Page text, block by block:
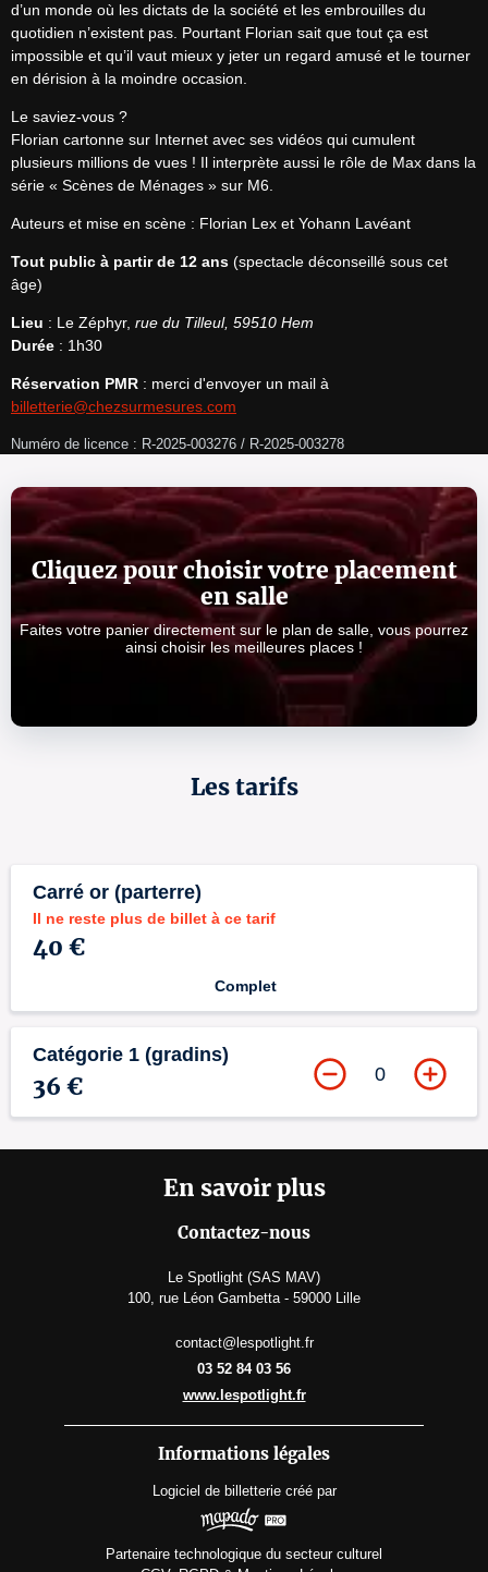
d’un monde où les dictats de la société et les embrouilles du
quotidien n’existent pas. Pourtant Florian sait que tout ça est
impossible et qu’il vaut mieux y jeter un regard amusé et le tourner
en dérision à la moindre occasion.
Le saviez-vous ?
Florian cartonne sur Internet avec ses vidéos qui cumulent
plusieurs millions de vues ! Il interprète aussi le rôle de Max dans la
série « Scènes de Ménages » sur M6.
Auteurs et mise en scène : Florian Lex et Yohann Lavéant
Tout public à partir de 12 ans (spectacle déconseillé sous cet
âge)
Lieu : Le Zéphyr, rue du Tilleul, 59510 Hem
Durée : 1h30
Réservation PMR
billetterie@chezsurmesures.com
Numéro de licence : R-2025-003276 / R-2025-003278
Cliquez pour choisir votre placement
en salle
Faites votre panier directement sur le plan de salle, vous pourrez
ainsi choisir les meilleures places !
Les tarifs
Carré or (parterre)
Il ne reste plus de billet à ce tarif
40 €
Complet
Catégorie 1 (gradins)
36 € 0
En savoir plus
Contactez-nous
Le Spotlight (SAS MAV)
100, rue Léon Gambetta - 59000 Lille
contact@lespotlight.fr
03 52 84 03 56
www.lespotlight.fr
Informations légales
Logiciel de billetterie créé par
Partenaire technologique du secteur culturel